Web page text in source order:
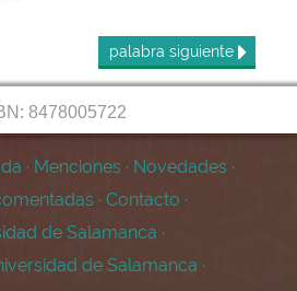
palabra siguiente
8478005722
· Menciones · Novedades ·
· Contacto ·
de Salamanca ·
de Salamanca ·